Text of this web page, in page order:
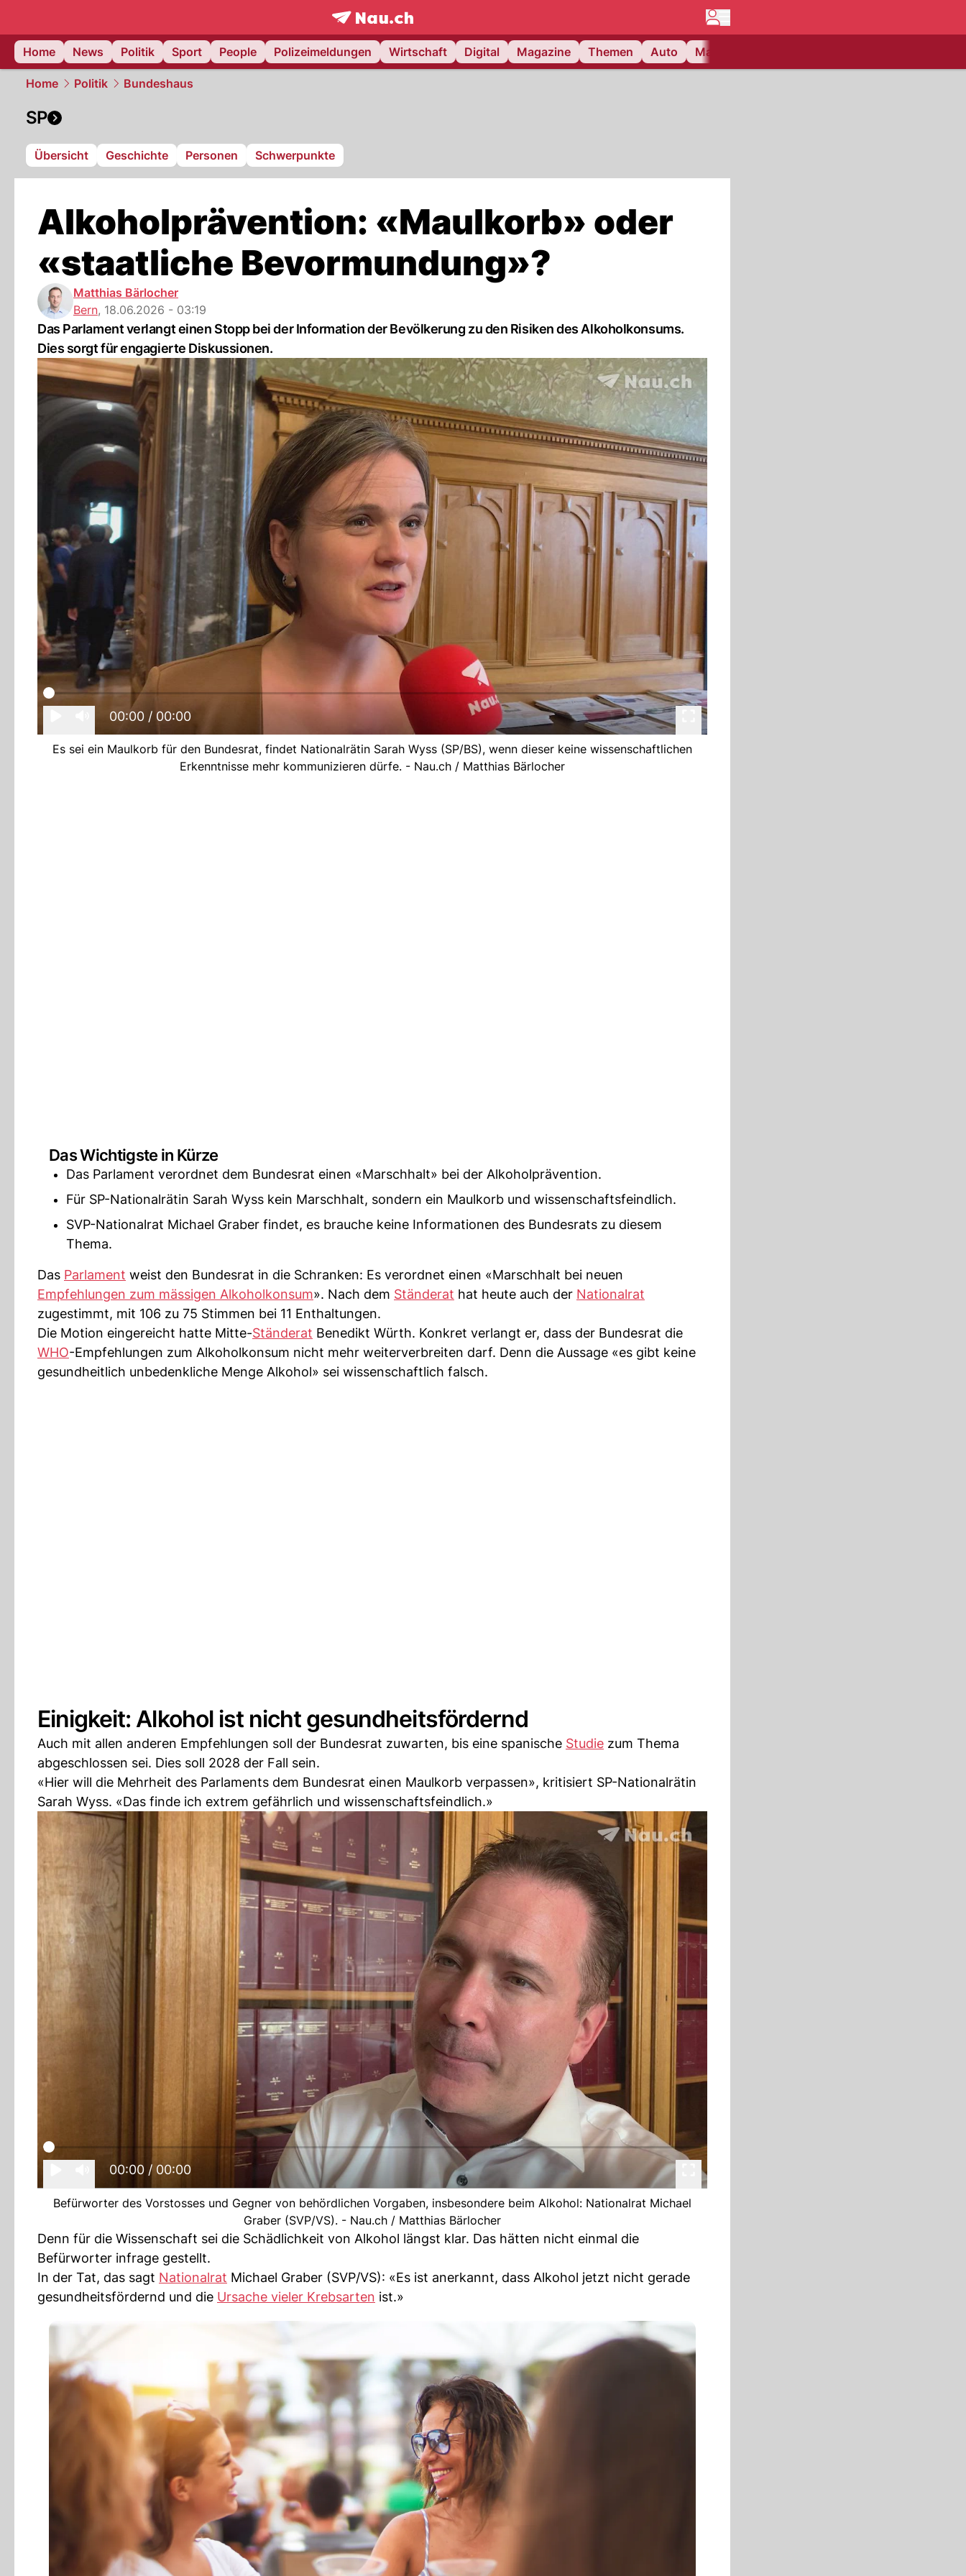
frontpage.NAU.ch
Home
News Politik Sport People Polizeimeldungen Wirtschaft Digital Magazine Themen Auto Matchcenter
Home Politik Bundeshaus
SP
Übersicht Geschichte Personen Schwerpunkte
Alkoholprävention: «Maulkorb» oder
«staatliche Bevormundung»?
Matthias Bärlocher
Bern, 18.06.2026 - 03:19
Das Parlament verlangt einen Stopp bei der Information der Bevölkerung zu den Risiken des Alkoholkonsums.
Dies sorgt für engagierte Diskussionen.
00:00 / 00:00
Es sei ein Maulkorb für den Bundesrat, findet Nationalrätin Sarah Wyss (SP/BS), wenn dieser keine wissenschaftlichen
Erkenntnisse mehr kommunizieren dürfe. - Nau.ch / Matthias Bärlocher
Das Wichtigste in Kürze
Das Parlament verordnet dem Bundesrat einen «Marschhalt» bei der Alkoholprävention.
Für SP-Nationalrätin Sarah Wyss kein Marschhalt, sondern ein Maulkorb und wissenschaftsfeindlich.
SVP-Nationalrat Michael Graber findet, es brauche keine Informationen des Bundesrats zu diesem
Thema.
Das Parlament weist den Bundesrat in die Schranken: Es verordnet einen «Marschhalt bei neuen
Empfehlungen zum mässigen Alkoholkonsum». Nach dem Ständerat hat heute auch der Nationalrat
zugestimmt, mit 106 zu 75 Stimmen bei 11 Enthaltungen.
Die Motion eingereicht hatte Mitte-Ständerat Benedikt Würth. Konkret verlangt er, dass der Bundesrat die
WHO-Empfehlungen zum Alkoholkonsum nicht mehr weiterverbreiten darf. Denn die Aussage «es gibt keine
gesundheitlich unbedenkliche Menge Alkohol» sei wissenschaftlich falsch.
Einigkeit: Alkohol ist nicht gesundheitsfördernd
Auch mit allen anderen Empfehlungen soll der Bundesrat zuwarten, bis eine spanische Studie zum Thema
abgeschlossen sei. Dies soll 2028 der Fall sein.
«Hier will die Mehrheit des Parlaments dem Bundesrat einen Maulkorb verpassen», kritisiert SP-Nationalrätin
Sarah Wyss. «Das finde ich extrem gefährlich und wissenschaftsfeindlich.»
00:00 / 00:00
Befürworter des Vorstosses und Gegner von behördlichen Vorgaben, insbesondere beim Alkohol: Nationalrat Michael
Graber (SVP/VS). - Nau.ch / Matthias Bärlocher
Denn für die Wissenschaft sei die Schädlichkeit von Alkohol längst klar. Das hätten nicht einmal die
Befürworter infrage gestellt.
In der Tat, das sagt Nationalrat Michael Graber (SVP/VS): «Es ist anerkannt, dass Alkohol jetzt nicht gerade
gesundheitsfördernd und die Ursache vieler Krebsarten ist.»